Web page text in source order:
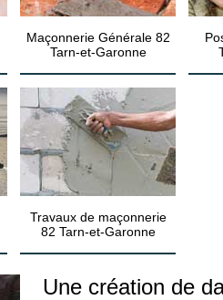
Maçonnerie Générale 82
Tarn-et-Garonne
Travaux de maçonnerie
82 Tarn-et-Garonne
Une création de